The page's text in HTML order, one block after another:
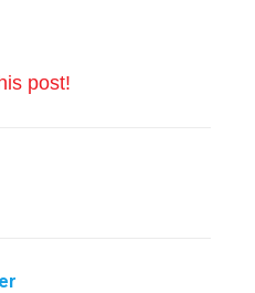
post!